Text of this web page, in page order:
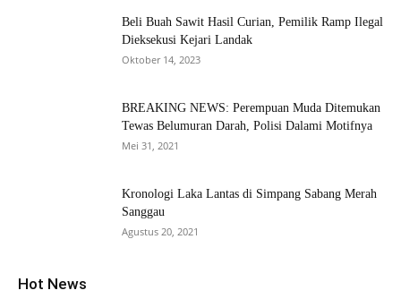
Beli Buah Sawit Hasil Curian, Pemilik Ramp Ilegal
Dieksekusi Kejari Landak
Oktober 14, 2023
BREAKING NEWS: Perempuan Muda Ditemukan
Tewas Belumuran Darah, Polisi Dalami Motifnya
Mei 31, 2021
Kronologi Laka Lantas di Simpang Sabang Merah
Sanggau
Agustus 20, 2021
Hot News